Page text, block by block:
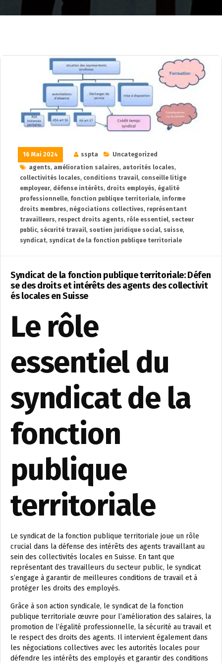
16 Mai 2024 sspta
Uncategorized
agents, amélioration salaires, autorités locales,
collectivités locales, conditions travail, conseille litige
employeur, défense intérêts, droits employés, égalité
professionnelle, fonction publique territoriale, informe
droits membres, négociations collectives, représentant
travailleurs, respect droits agents, rôle essentiel, secteur
public, sécurité travail, soutien juridique social, suisse,
syndicat, syndicat de la fonction publique territoriale
Syndicat de la fonction publique territoriale: Défen
se des droits et intérêts des agents des collectivit
és locales en Suisse
Le rôle
essentiel du
syndicat de la
fonction
publique
territoriale
Le syndicat de la fonction publique territoriale joue un rôle
crucial dans la défense des intérêts des agents travaillant au
sein des collectivités locales en Suisse. En tant que
représentant des travailleurs du secteur public, le syndicat
s’engage à garantir de meilleures conditions de travail et à
protéger les droits des employés.
Grâce à son action syndicale, le syndicat de la fonction
publique territoriale œuvre pour l’amélioration des salaires, la
promotion de l’égalité professionnelle, la sécurité au travail et
le respect des droits des agents. Il intervient également dans
les négociations collectives avec les autorités locales pour
défendre les intérêts des employés et garantir des conditions